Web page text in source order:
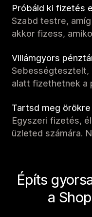
Próbáld ki fizetés
Szabd testre,
akkor fizess,
Villámgyors
Sebességtesztelt,
alatt fizethetnek a
Tartsd meg örökre
Egyszeri fizetés,
üzleted számára.
Építs
a